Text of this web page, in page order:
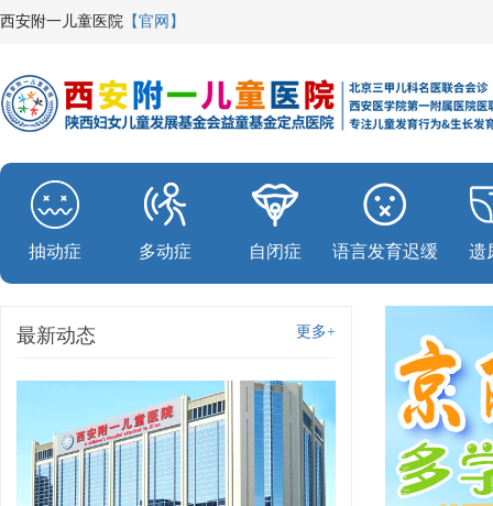
西安附一儿童医院 【官网】
抽动症 多动症 自闭症 语言发育迟缓 遗
更多+
最新动态